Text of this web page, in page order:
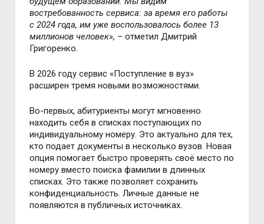
востребованность сервиса: за время его работы
с 2024 года, им уже воспользовалось более 13
миллионов человек», – отметил Дмитрий
Григоренко.
В 2026 году сервис «Поступление в вуз»
расширен тремя новыми возможностями.
Во-первых, абитуриенты могут мгновенно
находить себя в списках поступающих по
индивидуальному номеру. Это актуально для тех,
кто подает документы в несколько вузов. Новая
опция помогает быстро проверять своё место по
номеру вместо поиска фамилии в длинных
списках. Это также позволяет сохранить
конфиденциальность. Личные данные не
появляются в публичных источниках.